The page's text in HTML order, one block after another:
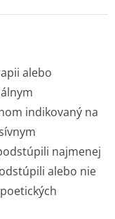
alebo
indikovaný na
najmenej
alebo nie